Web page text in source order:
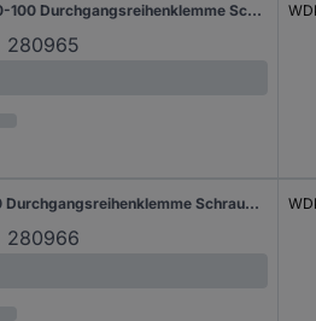
Weidmüller 1022300000-100 Durchgangsreihenklemme Schrauben Dunkelbeige 100 St.
280965
Weidmüller 1022350000 Durchgangsreihenklemme Schrauben Gelb 100 St.
280966